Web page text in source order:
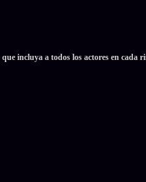
incluya a todos los actores en cada